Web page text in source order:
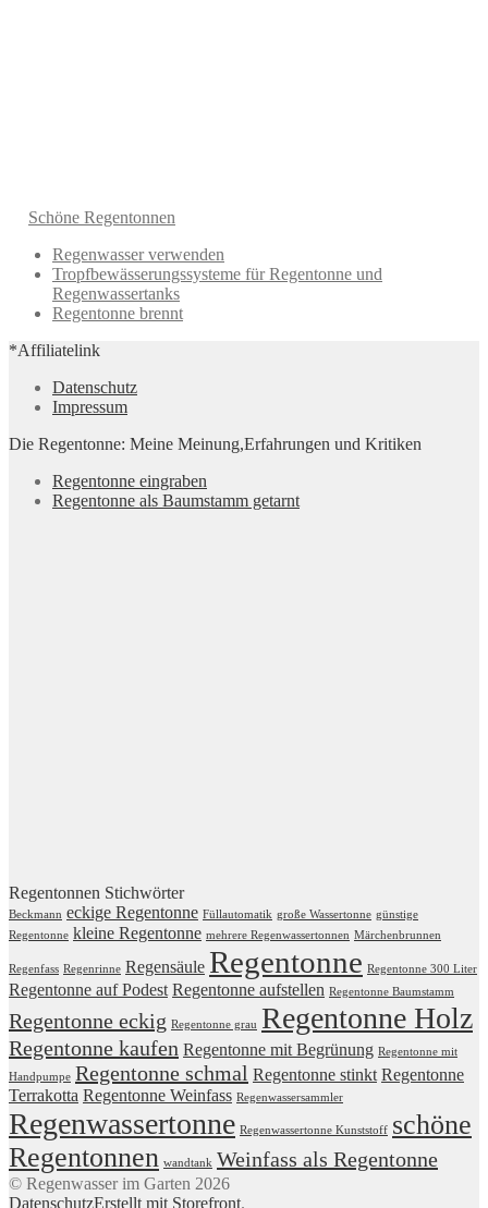
Schöne Regentonnen
Regenwasser verwenden
Tropfbewässerungssysteme für Regentonne und
Regenwassertanks
Regentonne brennt
*Affiliatelink
Datenschutz
Impressum
Die Regentonne: Meine Meinung,Erfahrungen und Kritiken
Regentonne eingraben
Regentonne als Baumstamm getarnt
Regentonnen Stichwörter
Beckmann eckige Regentonne Füllautomatik große Wassertonne günstige
Regentonne kleine Regentonne mehrere Regenwassertonnen Märchenbrunnen
Regenfass Regenrinne Regensäule Regentonne Regentonne 300 Liter
Regentonne auf Podest Regentonne aufstellen Regentonne Baumstamm
Regentonne eckig Regentonne grau Regentonne Holz
Regentonne kaufen Regentonne mit Begrünung Regentonne mit
Handpumpe Regentonne schmal Regentonne stinkt Regentonne
Terrakotta Regentonne Weinfass Regenwassersammler
Regenwassertonne Regenwassertonne Kunststoff schöne
Regentonnen wandtank Weinfass als Regentonne
© Regenwasser im Garten 2026
DatenschutzErstellt mit Storefront.